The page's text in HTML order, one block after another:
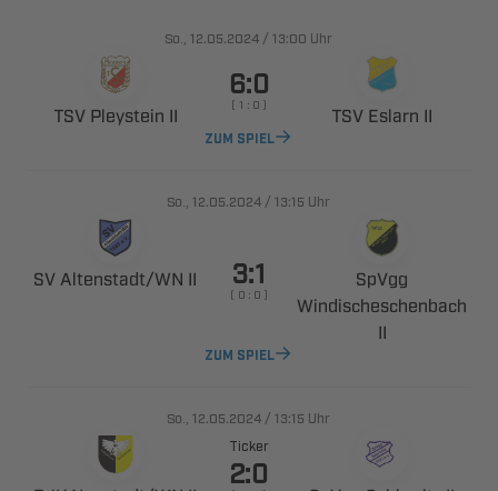
.,  / Uhr
  

       
ZUM SPIEL
.,  / Uhr
 ​  
    



ZUM SPIEL
.,  / Uhr
Ticker
